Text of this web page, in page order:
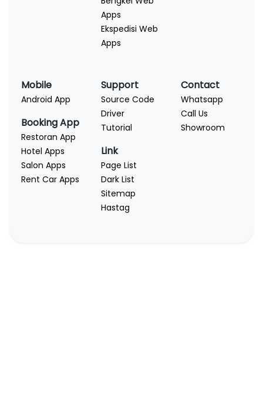
Apps
Ekspedisi Web
Apps
Mobile
Android App
Booking App
Restoran App
Hotel Apps
Salon Apps
Rent Car Apps
Support
Source Code
Driver
Tutorial
Link
Page List
Dark List
Sitemap
Hastag
Contact
Whatsapp
Call Us
Showroom